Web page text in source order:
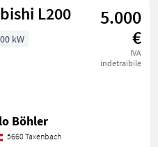
L200
5.000
€
IVA
indetraibile
kW
Böhler
5660 Taxenbach